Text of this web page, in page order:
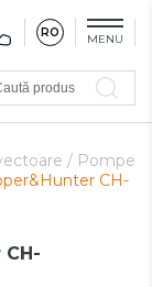
RO MENU
produs
/ Pompe
CH-